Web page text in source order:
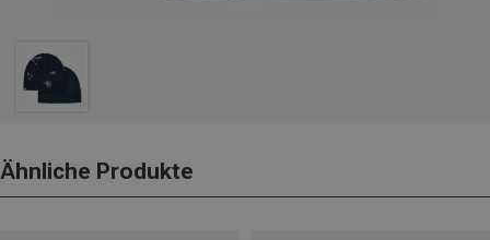
Ähnliche Produkte